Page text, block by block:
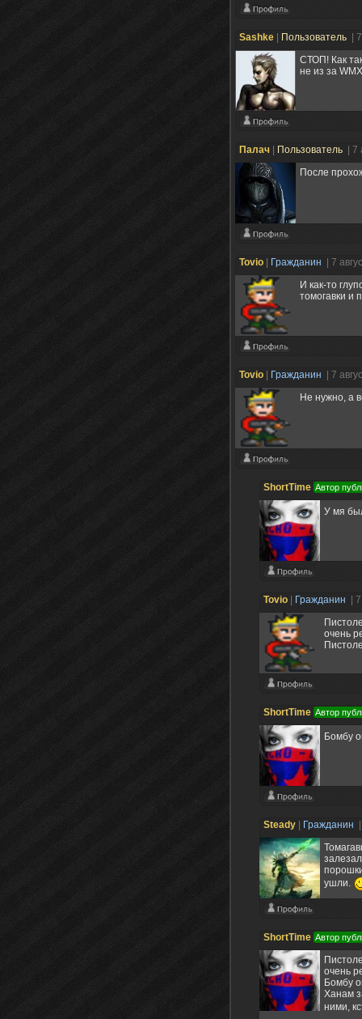
Sashke Пользователь
|
СТОП! Как
не из за
Палач Пользователь
|
После
Tovio Гражданин
| 7
И как-то
томогавки и
Tovio Гражданин
| 7
Не нужно, а
ShortTime Автор
У мя
Tovio Гражданин
|
очень
ShortTime Автор
Бомбу
Steady Гражданин
ушли.
ShortTime Автор
очень
Бомбу
Ханам
ними,